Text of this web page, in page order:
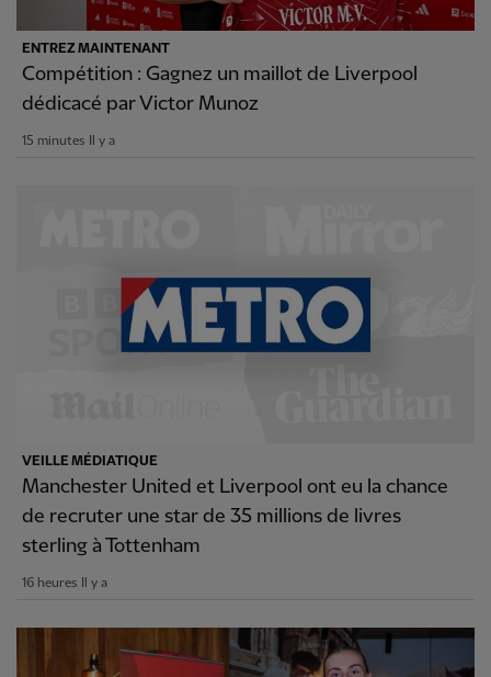
ENTREZ MAINTENANT
Compétition : Gagnez un maillot de Liverpool
dédicacé par Victor Munoz
15 minutes Il y a
VEILLE MÉDIATIQUE
Manchester United et Liverpool ont eu la chance
de recruter une star de 35 millions de livres
sterling à Tottenham
16 heures Il y a